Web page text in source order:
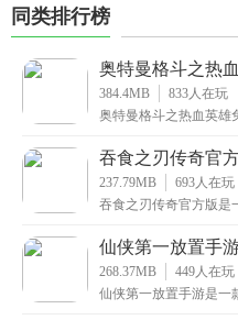
同类排行榜
奥特曼格斗之热
384.4MB 833人在玩
奥特曼格斗之热血英雄
包
吞食之刃传奇官
237.79MB 693人在玩
吞食之刃传奇官方版是
画
仙侠第一放置手
268.37MB 449人在玩
仙侠第一放置手游是一